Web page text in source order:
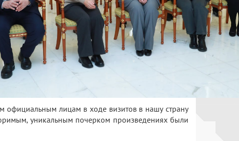
официальным лицам в ходе визитов в нашу страну
уникальным почерком произведениях были